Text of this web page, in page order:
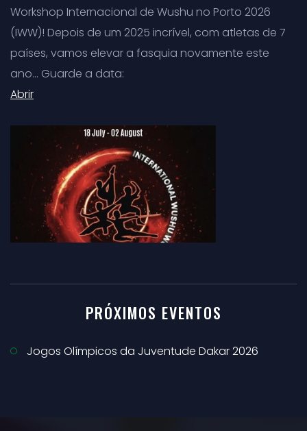
Workshop Internacional de Wushu no Porto 2026
(IWW)! Depois de um 2025 incrível, com atletas de 7
países, vamos elevar a fasquia novamente este
ano… Guarde a data:
Abrir
PRÓXIMOS EVENTOS
Jogos Olímpicos da Juventude Dakar 2026